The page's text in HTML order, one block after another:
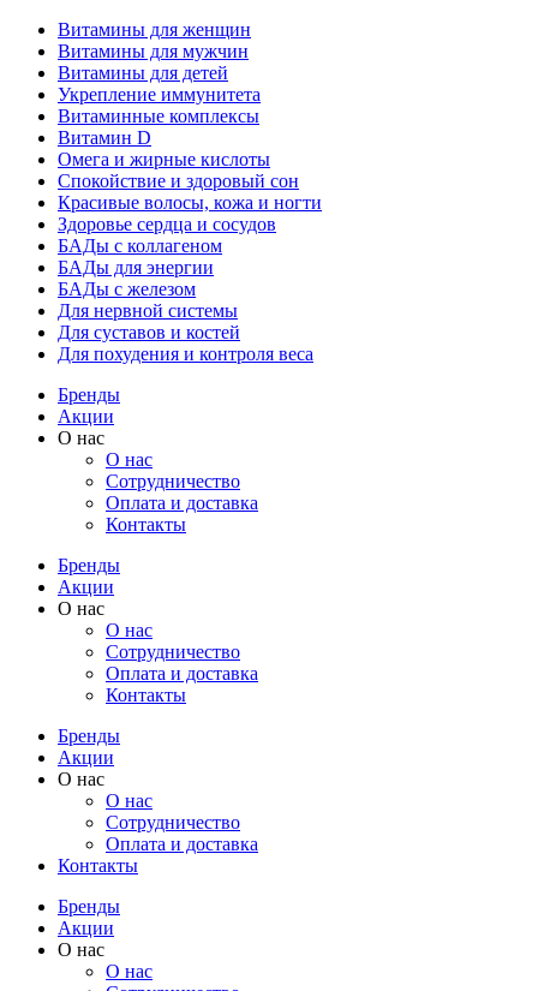
Витамины для женщин
Витамины для мужчин
Витамины для детей
Укрепление иммунитета
Витаминные комплексы
Витамин D
Омега и жирные кислоты
Спокойствие и здоровый сон
Красивые волосы, кожа и ногти
Здоровье сердца и сосудов
БАДы с коллагеном
БАДы для энергии
БАДы с железом
Для нервной системы
Для суставов и костей
Для похудения и контроля веса
Бренды
Акции
О нас
О нас
Cотрудничество
Оплата и доставка
Контакты
Бренды
Акции
О нас
О нас
Cотрудничество
Оплата и доставка
Контакты
Бренды
Акции
О нас
О нас
Cотрудничество
Оплата и доставка
Контакты
Бренды
Акции
О нас
О нас